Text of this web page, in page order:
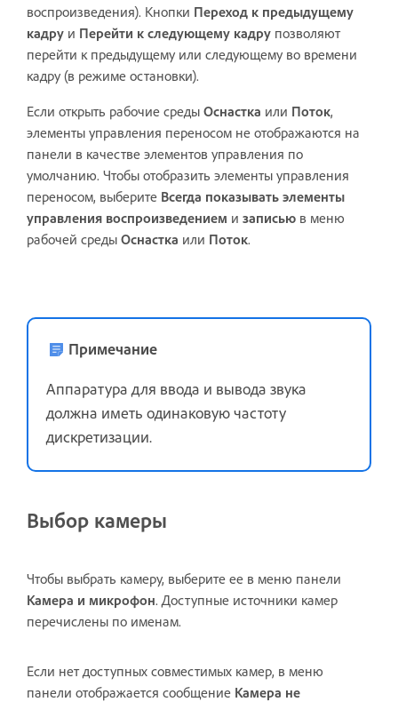
воспроизведения). Кнопки Переход к предыдущему
кадру и Перейти к следующему кадру позволяют
перейти к предыдущему или следующему во времени
кадру (в режиме остановки).
Если открыть рабочие среды Оснастка или Поток,
элементы управления переносом не отображаются на
панели в качестве элементов управления по
умолчанию. Чтобы отобразить элементы управления
переносом, выберите Всегда показывать элементы
управления воспроизведением и записью в меню
рабочей среды Оснастка или Поток.
Примечание
Аппаратура для ввода и вывода звука
должна иметь одинаковую частоту
дискретизации.
Выбор камеры
Чтобы выбрать камеру, выберите ее в меню панели
Камера и микрофон. Доступные источники камер
перечислены по именам.
Если нет доступных совместимых камер, в меню
панели отображается сообщение Камера не